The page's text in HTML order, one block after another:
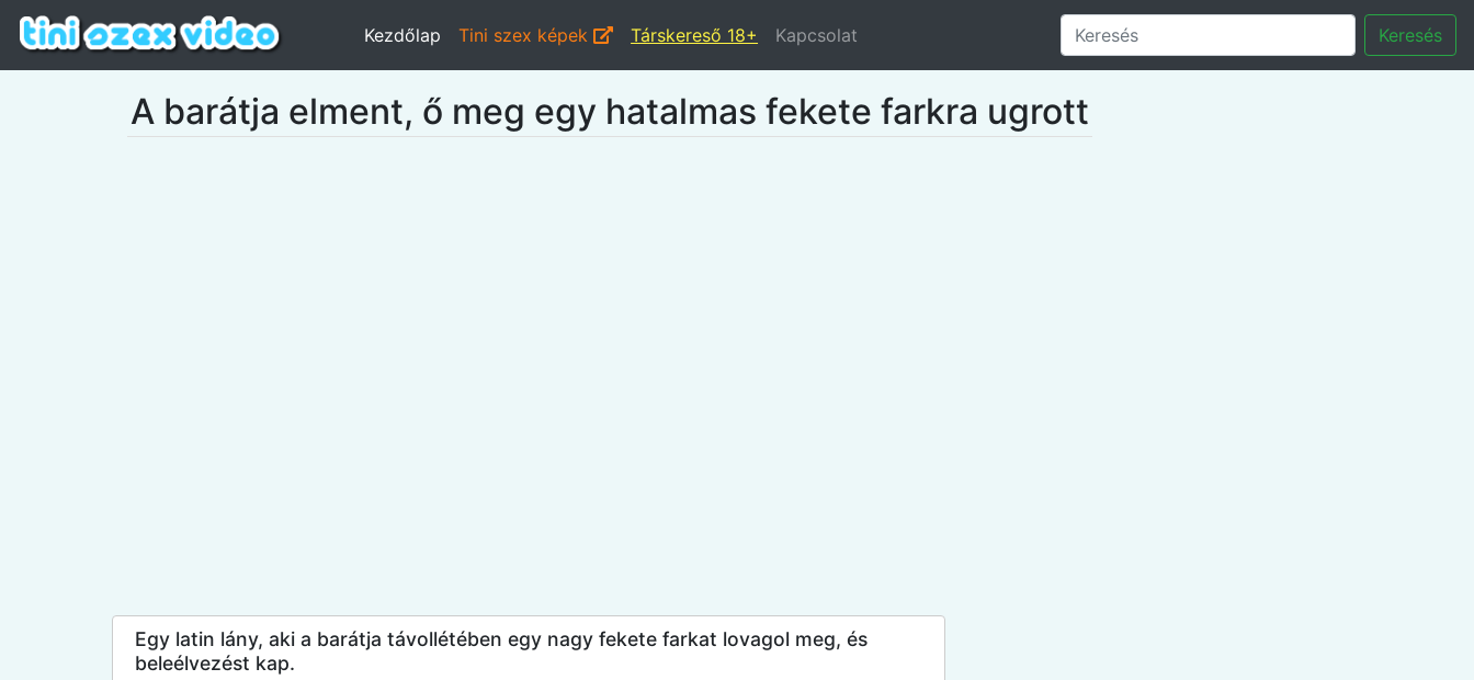
Kezdőlap Tini szex képek Társkereső 18+ Kapcsolat Keresés
A barátja elment, ő meg egy hatalmas fekete farkra ugrott
Egy latin lány, aki a barátja távollétében egy nagy fekete farkat lovagol meg, és
beleélvezést kap.